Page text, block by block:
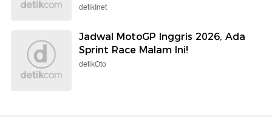
detikInet
Jadwal MotoGP Inggris 2026, Ada
Sprint Race Malam Ini!
detikOto